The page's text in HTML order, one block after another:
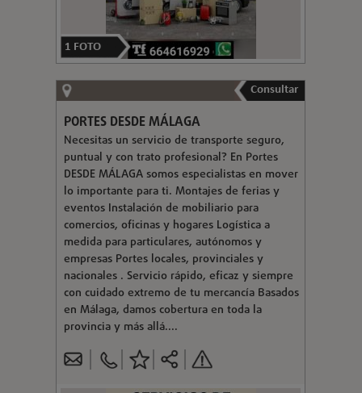
1 FOTO
Consultar
PORTES DESDE MÁLAGA
Necesitas un servicio de transporte seguro,
puntual y con trato profesional? En Portes
DESDE MÁLAGA somos especialistas en mover
lo importante para ti. Montajes de ferias y
eventos Instalación de mobiliario para
comercios, oficinas y hogares Logística a
medida para particulares, autónomos y
empresas Portes locales, provinciales y
nacionales . Servicio rápido, eficaz y siempre
con cuidado extremo de tu mercancía Basados
en Málaga, damos cobertura en toda la
provincia y más allá....